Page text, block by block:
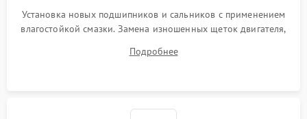
Установка новых подшипников и сальников с применением
влагостойкой смазки. Замена изношенных щеток двигателя,
или поврежденной резиновой манжеты.
Подробнее